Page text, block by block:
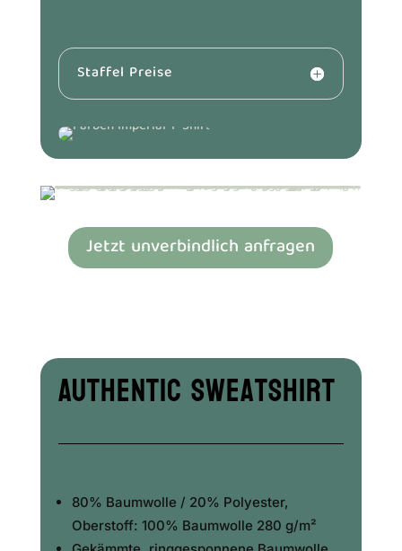
Staffel Preise
Jetzt unverbindlich anfragen
Authentic Sweatshirt
80% Baumwolle / 20% Polyester,
Oberstoff: 100% Baumwolle 280 g/m²